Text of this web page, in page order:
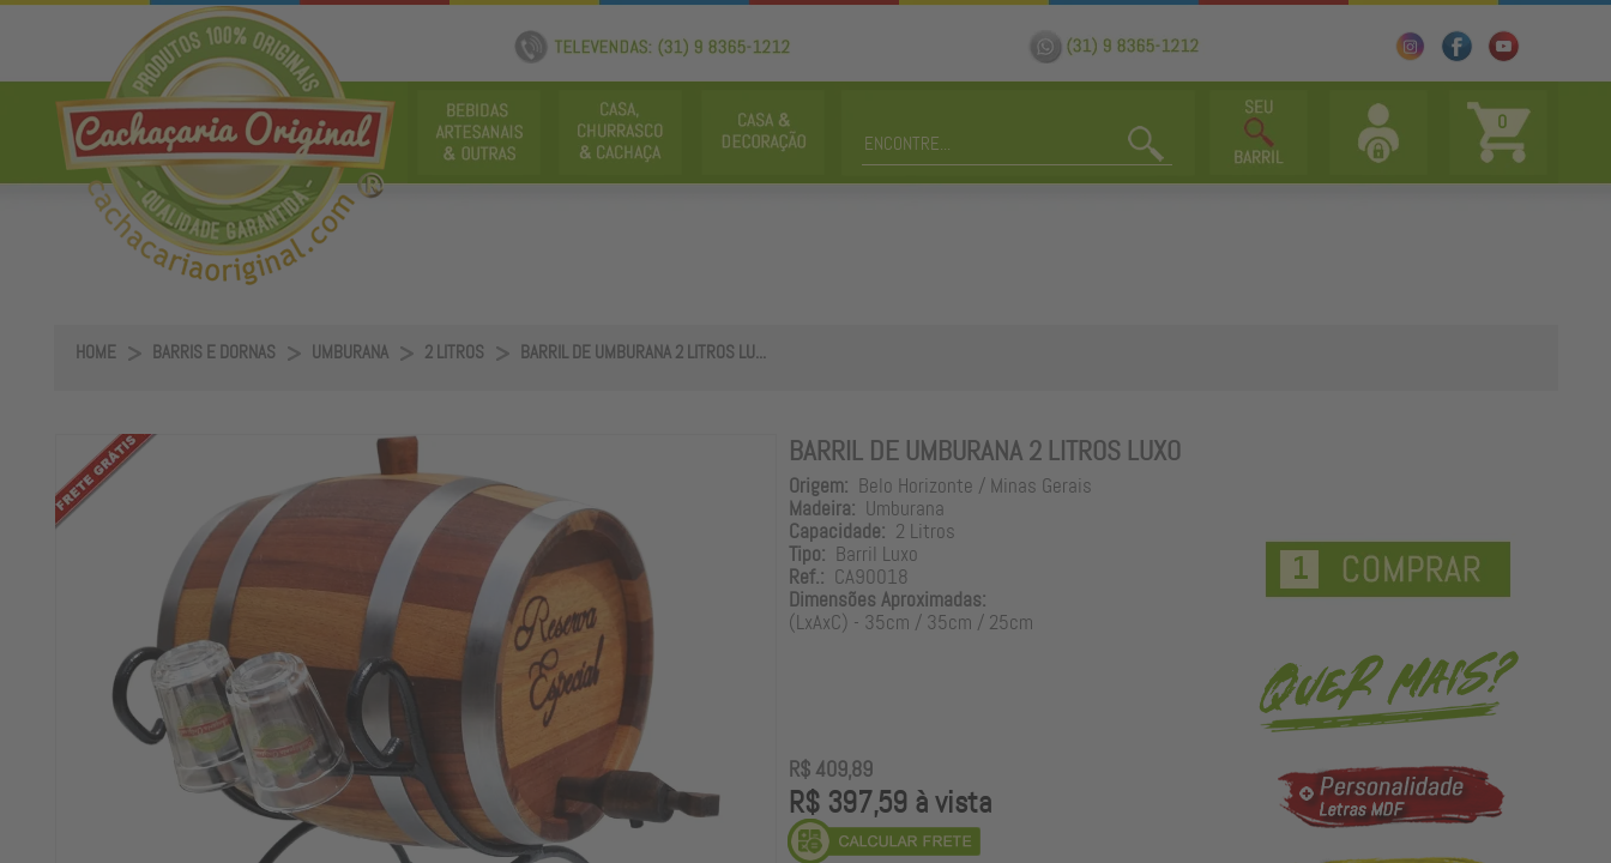
0
HOME BARRIS E DORNAS UMBURANA 2 LITROS BARRIL DE UMBURANA 2 LITROS LU...
BARRIL DE UMBURANA 2 LITROS LUXO
Origem: Belo Horizonte / Minas Gerais
Madeira: Umburana
Capacidade: 2 Litros
Tipo: Barril Luxo
Ref.: CA90018
Dimensões Aproximadas:
(LxAxC) - 35cm / 35cm / 25cm
R$ 409,89
R$ 397,59 à vista